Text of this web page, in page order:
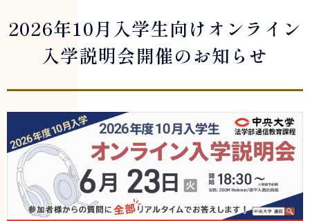
ビ
へ
ゲ2026年10月入学生向けオンライン
入学説明会開催のお知らせ